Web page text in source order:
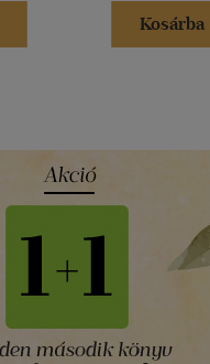
Kosárba